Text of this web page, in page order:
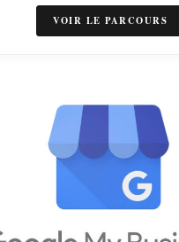
VOIR LE PARCOURS